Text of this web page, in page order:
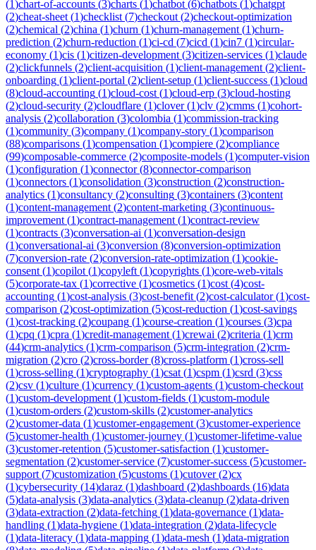
(1)chart-of-accounts (3)charts (1)chatbot (6)chatbots (1)chatgpt
(2)cheat-sheet (1)checklist (7)checkout (2)checkout-optimization
(2)chemical (2)china (1)churn (1)churn-management (1)churn-
prediction (2)churn-reduction (1)ci-cd (7)cicd (1)cin7 (1)circular-
economy (1)cis (1)citizen-development (3)citizen-services (1)claude
(2)clickfunnels (2)client-acquisition (1)client-management (2)client-
onboarding (1)client-portal (2)client-setup (1)client-success (1)cloud
(8)cloud-accounting (1)cloud-cost (1)cloud-erp (3)cloud-hosting
(2)cloud-security (2)cloudflare (1)clover(1)clv (2)cmms (1)cohort-
analysis (2)collaboration (3)colombia (1)commission-tracking
(1)community (3)company (1)company-story (1)comparison
(88)comparisons (1)compensation (1)compiere (2)compliance
(99)composable-commerce (2)composite-models (1)computer-vision
(1)configuration (1)connector(8)connector-comparison
(1)connectors (1)consolidation (3)construction (2)construction-
analytics (1)consultancy (2)consulting (3)containers (3)content
(1)content-management (2)content-marketing (3)continuous-
improvement (1)contract-management (1)contract-review
(1)contracts (3)conversation-ai (1)conversation-design
(1)conversational-ai (3)conversion (8)conversion-optimization
(7)conversion-rate (2)conversion-rate-optimization (1)cookie-
consent (1)copilot (1)copyleft (1)copyrights (1)core-web-vitals
(5)corporate-tax (1)corrective (1)cosmetics (1)cost (4)cost-
accounting (1)cost-analysis (3)cost-benefit (2)cost-calculator(1)cost-
comparison (2)cost-optimization (5)cost-reduction (1)cost-savings
(1)cost-tracking (2)coupang (1)course-creation (1)courses (3)cpa
(1)cpq (1)cpra (1)credit-management (1)crewai (2)criteria (1)crm
(44)crm-analytics (1)crm-comparison (5)crm-integration (2)crm-
migration (2)cro (2)cross-border(8)cross-platform (1)cross-sell
(1)cross-selling (1)cryptography (1)csat (1)cspm (1)csrd (3)css
(2)csv (1)culture (1)currency (1)custom-agents (1)custom-checkout
(1)custom-development (1)custom-fields (1)custom-module
(1)custom-orders (2)custom-skills (2)customer-analytics
(2)customer-data (1)customer-engagement (3)customer-experience
(5)customer-health (1)customer-journey (1)customer-lifetime-value
(3)customer-retention (5)customer-satisfaction (1)customer-
segmentation (2)customer-service (7)customer-success (5)customer-
support (7)customization (5)customs (1)cutover(2)cx
(1)cybersecurity (14)daraz (1)dashboard (2)dashboards (16)data
(5)data-analysis (3)data-analytics (3)data-cleanup (2)data-driven
(3)data-extraction (2)data-fetching (1)data-governance (1)data-
handling (1)data-hygiene (1)data-integration (2)data-lifecycle
(1)data-literacy (1)data-mapping (1)data-mesh (1)data-migration